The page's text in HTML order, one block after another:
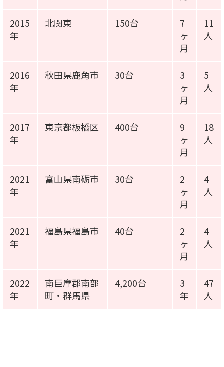
2015
年
北関東 150台
7
ヶ
月
11
人
2016
年
秋田県鹿角市 30台
3
ヶ
月
5
人
2017
年
東京都板橋区 400台
9
ヶ
月
18
人
2021
年
富山県南砺市 30台
2
ヶ
月
4
人
2021
年
福島県福島市 40台
2
ヶ
月
4
人
2022
年
南巨摩郡南部
町・群馬県
4,200台
3
年
47
人